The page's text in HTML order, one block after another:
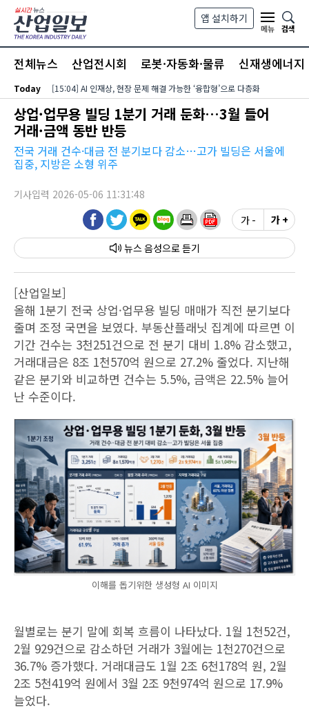
본문 바로가기
앱 설치하기
메뉴
검색
전체뉴스 산업전시회 로봇·자동화·물류 신재생에너지
Today [15:04] AI 인재상, 현장 문제 해결 가능한 ‘융합형’으로 다층화
상업·업무용 빌딩 1분기 거래 둔화…3월 들어
거래·금액 동반 반등
전국 거래 건수·대금 전 분기보다 감소…고가 빌딩은 서울에
집중, 지방은 소형 위주
기사입력 2026-05-06 11:31:48
뉴스 음성
가 - 가 +
[산업일보]
올해 1분기 전국 상업·업무용 빌딩 매매가 직전 분기보다
줄며 조정 국면을 보였다. 부동산플래닛 집계에 따르면 이
기간 건수는 3천251건으로 전 분기 대비 1.8% 감소했고,
거래대금은 8조 1천570억 원으로 27.2% 줄었다. 지난해
같은 분기와 비교하면 건수는 5.5%, 금액은 22.5% 늘어
난 수준이다.
이해를 돕기위한 생성형 AI 이미지
월별로는 분기 말에 회복 흐름이 나타났다. 1월 1천52건,
2월 929건으로 감소하던 거래가 3월에는 1천270건으로
36.7% 증가했다. 거래대금도 1월 2조 6천178억 원, 2월
2조 5천419억 원에서 3월 2조 9천974억 원으로 17.9%
늘었다.